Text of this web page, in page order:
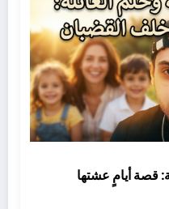
قصة أيامٍ عشتها